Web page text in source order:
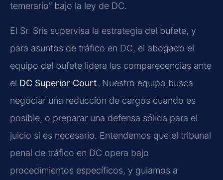
temerario” bajo la ley de DC.
El Sr. Sris supervisa la estrategia del bufete, y
para asuntos de tráfico en DC, el abogado el
equipo del bufete lidera las comparecencias ante
el DC Superior Court. Nuestro equipo busca
negociar una reducción de cargos cuando es
posible, o preparar una defensa sólida para el
juicio si es necesario. Entendemos que el tribunal
penal de tráfico en DC opera bajo
procedimientos específicos, y guiamos a